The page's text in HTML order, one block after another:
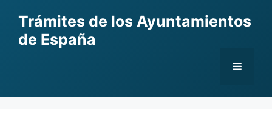
content
Trámites de los Ayuntamientos
de España
Menu